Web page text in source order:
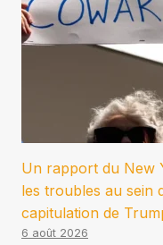
Un rapport du New
les troubles au sein
capitulation de
6 août 2026